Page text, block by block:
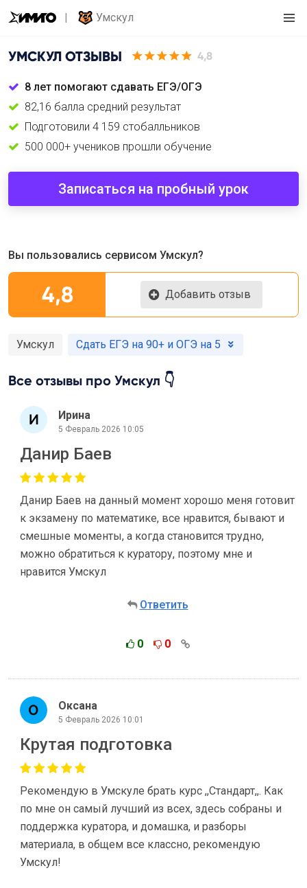
Умскул
УМСКУЛ ОТЗЫВЫ 4,8
8 лет помогают сдавать ЕГЭ/ОГЭ
82,16 балла средний результат
Подготовили 4 159 стобалльников
500 000+ учеников прошли обучение
Записаться на пробный урок
Вы пользовались сервисом Умскул?
4,8 Добавить отзыв
Умскул Сдать ЕГЭ на 90+ и ОГЭ на 5
Все отзывы про Умскул 👇
Ирина
5 Февраль 2026 10:05
Данир Баев
Данир Баев на данный момент хорошо меня готовит
к экзамену по математике, все нравится, бывают и
смешные моменты, а когда становится трудно,
можно обратиться к куратору, поэтому мне и
нравится Умскул
Ответить
0 0
Оксана
5 Февраль 2026 10:01
Крутая подготовка
Рекомендую в Умскуле брать курс ,,Стандарт,,. Как
по мне он самый лучший из всех, здесь собраны и
поддержка куратора, и домашка, и разборы
материала, в общем все классно, рекомендую
Умскул!